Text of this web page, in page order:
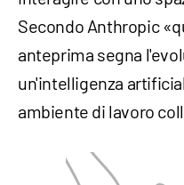
Secondo Anthropic
anteprima segna
un'intelligenza
ambiente di lavoro